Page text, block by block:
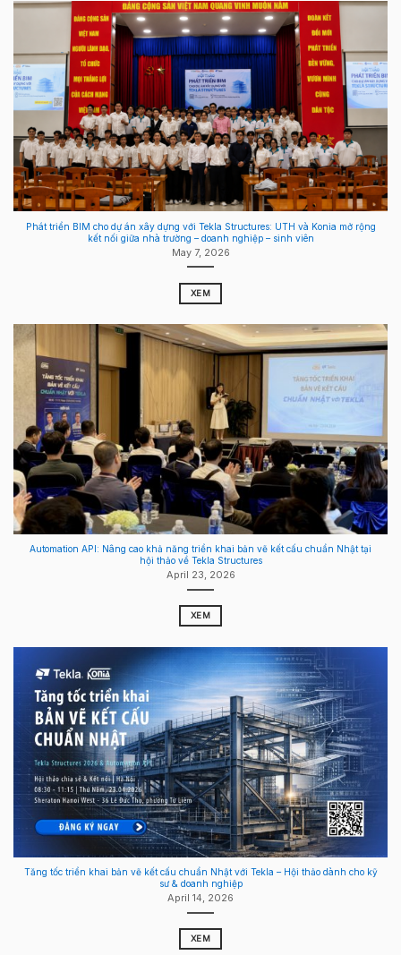
Phát triển BIM cho dự án xây dựng với Tekla Structures: UTH và Konia mở rộng
kết nối giữa nhà trường – doanh nghiệp – sinh viên
May 7, 2026
XEM
Automation API: Nâng cao khả năng triển khai bản vẽ kết cấu chuẩn Nhật tại
hội thảo về Tekla Structures
April 23, 2026
XEM
Tăng tốc triển khai bản vẽ kết cấu chuẩn Nhật với Tekla – Hội thảo dành cho kỹ
sư & doanh nghiệp
April 14, 2026
XEM